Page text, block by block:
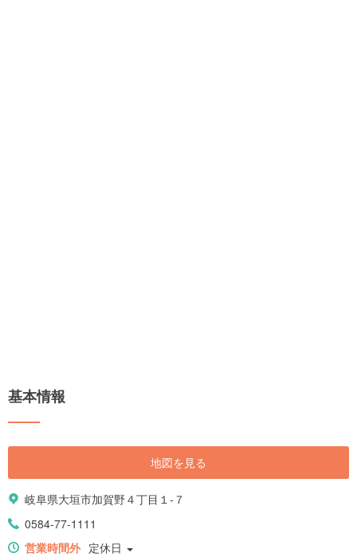
基本情報
地図を見る
岐阜県大垣市加賀野４丁目１-７
0584-77-1111
営業時間外 定休日